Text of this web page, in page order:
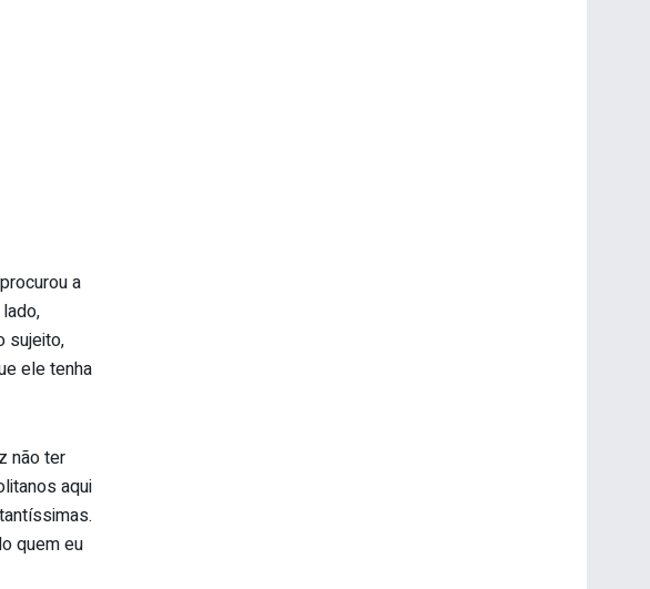
a
sujeito,
ele tenha
não ter
aqui
quem eu